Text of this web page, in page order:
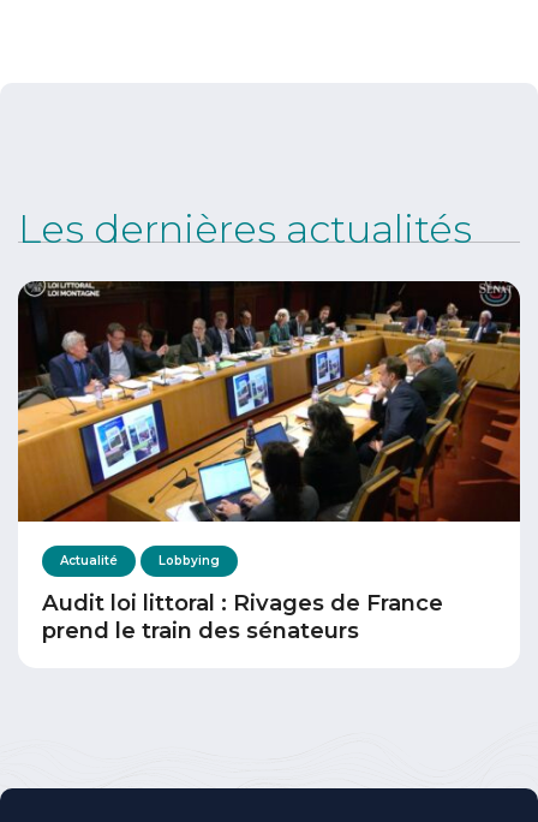
Les dernières actualités
Actualité Lobbying
Audit loi littoral : Rivages de France
prend le train des sénateurs